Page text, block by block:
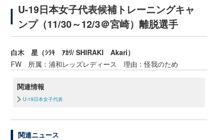
U-19日本女子代表候補トレーニングキャ
ンプ（11/30～12/3＠宮崎）離脱選手
白木 星（ｼﾗｷ ｱｶﾘ/ SHIRAKI Akari）
FW 所属：浦和レッズレディース 理由：怪我のため
関連情報
U-19日本女子代表
関連ニュース